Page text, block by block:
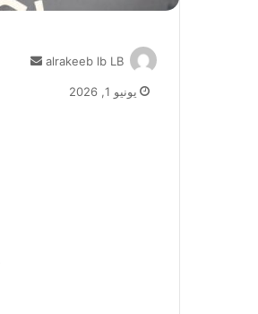
alrakeeb lb LB
أرسل
يونيو 1, 2026